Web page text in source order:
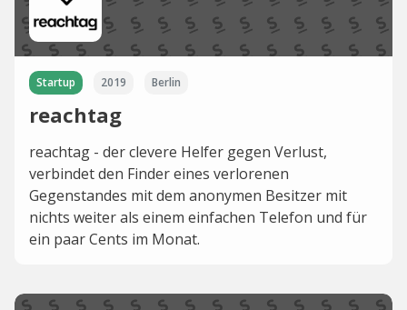
Startup 2019 Berlin
reachtag
reachtag - der clevere Helfer gegen Verlust,
verbindet den Finder eines verlorenen
Gegenstandes mit dem anonymen Besitzer mit
nichts weiter als einem einfachen Telefon und für
ein paar Cents im Monat.